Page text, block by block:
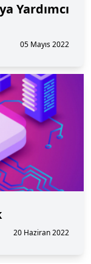
Yardımcı
05 Mayıs 2022
20 Haziran 2022